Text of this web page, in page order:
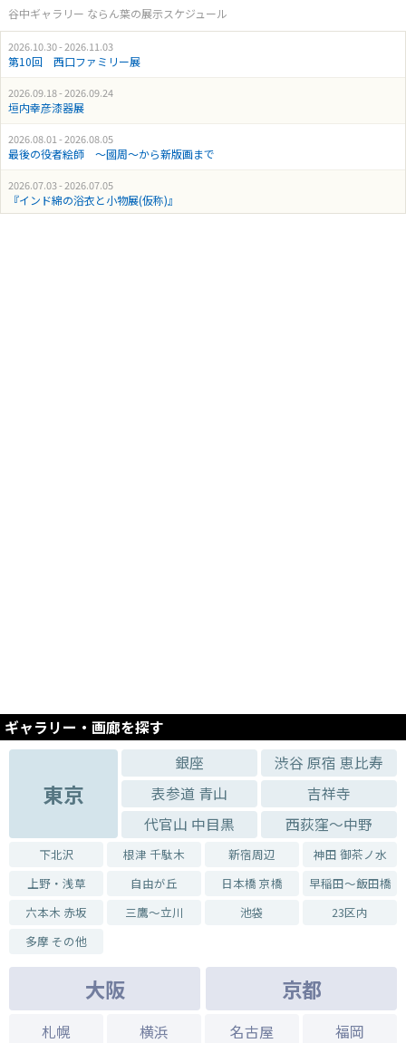
谷中ギャラリー ならん葉の展示スケジュール
2026.10.30 - 2026.11.03
第10回 西口ファミリー展
2026.09.18 - 2026.09.24
垣内幸彦漆器展
2026.08.01 - 2026.08.05
最後の役者絵師 ～國周～から新版画まで
2026.07.03 - 2026.07.05
『インド綿の浴衣と小物展(仮称)』
2025.11.26 - 2025.11.30
『惑星のダンス』西口奈穂個展
2025.11.20 - 2025.11.24
『陶女達展』
NEKO MANIA!
2025.10.31 - 2025.11.02
『雪月花2 ミクロモザイク三人展』
熊 猫 パンダとか展
2025.07.04 - 2025.07.06
インド綿の浴衣と小物店 in 谷中
『フジ子・ヘミング&竹久夢二 いきいき女性像展』
ギャラリー・画廊を探す
東京
銀座
渋谷 原宿 恵比寿
表参道 青山
吉祥寺
代官山 中目黒
西荻窪～中野
下北沢 根津 千駄木 新宿周辺
神田 御茶ノ水
上野・浅草
自由が丘 日本橋 京橋
早稲田～飯田橋
六本木 赤坂
三鷹～立川 池袋
23区内
多摩 その他
大阪 京都
札幌 横浜 名古屋 福岡